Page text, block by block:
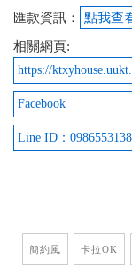
高CP值民
舒適乾淨，
匯款資訊：
點我查
相關網頁:
https://
Facebook
Line ID：0986553138
簡約風 卡拉OK